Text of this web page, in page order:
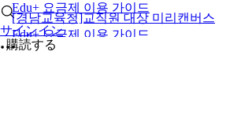
サインイン
Edu+ 요금제 이용 가이드
[경남교육청]교직원 대상 미리캔버스
Edu+ 요금제 이용 가이드
購読する